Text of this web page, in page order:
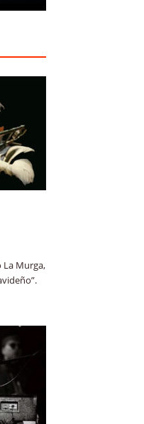
La Murga,